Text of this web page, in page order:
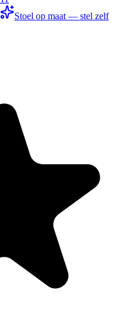
Stoel op maat — stel zelf